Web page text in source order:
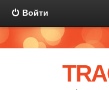
Войти